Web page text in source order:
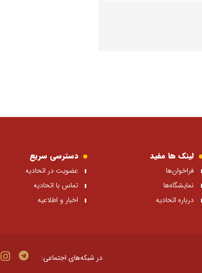
لینک ها مفید
فراخوان‌ها
نمایشگاه‌ها
درباره اتحادیه
دسترسی سریع
عضویت در اتحادیه
تماس با اتحادیه
اخبار و اطلاعیه
در شبکه‌های اجتماعی: